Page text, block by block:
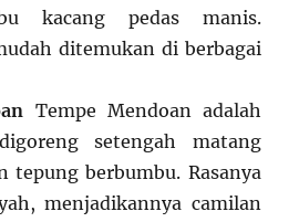
kacang pedas manis.
ditemukan di berbagai
Tempe Mendoan adalah
setengah matang
tepung berbumbu. Rasanya
menjadikannya camilan